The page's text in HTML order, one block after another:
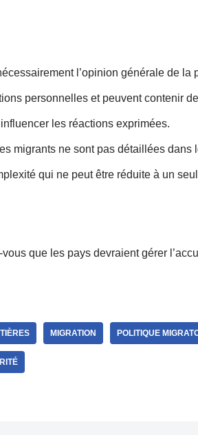
l’opinion générale de la
personnelles et peuvent contenir
les réactions exprimées.
migrants ne sont pas détaillées dans
qui ne peut être réduite à un
que les pays devraient gérer
MIGRATION POLITIQUE